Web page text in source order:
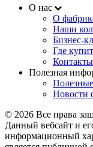
О нас
О
Наши
Бизнес-
Где
Контакты
Полезная
Новости
© 2026 Все права
Данный вебсайт и
информационный